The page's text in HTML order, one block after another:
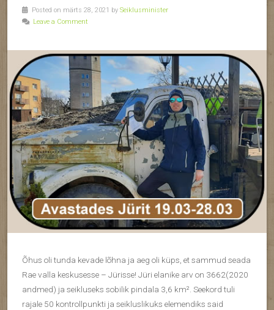
Posted on märts 28, 2021 by Seiklusminister
Leave a Comment
Õhus oli tunda kevade lõhna ja aeg oli küps, et sammud seada
Rae valla keskusesse – Jürisse! Jüri elanike arv on 3662(2020
andmed) ja seikluseks sobilik pindala 3,6 km². Seekord tuli
rajale 50 kontrollpunkti ja seikluslikuks elemendiks said